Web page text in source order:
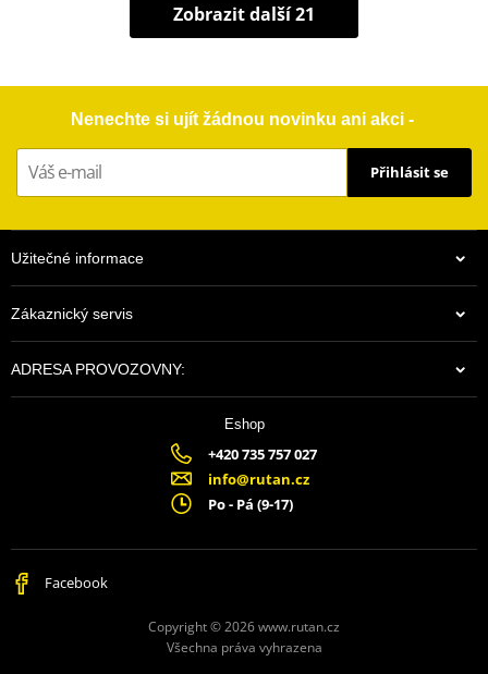
Zobrazit další 21
Nenechte si ujít žádnou novinku ani akci -
Přihlásit se
Užitečné informace
Zákaznický servis
ADRESA PROVOZOVNY:
Eshop
+420 735 757 027
info@rutan.cz
Po - Pá (9-17)
Facebook
Copyright © 2026 www.rutan.cz
Všechna práva vyhrazena